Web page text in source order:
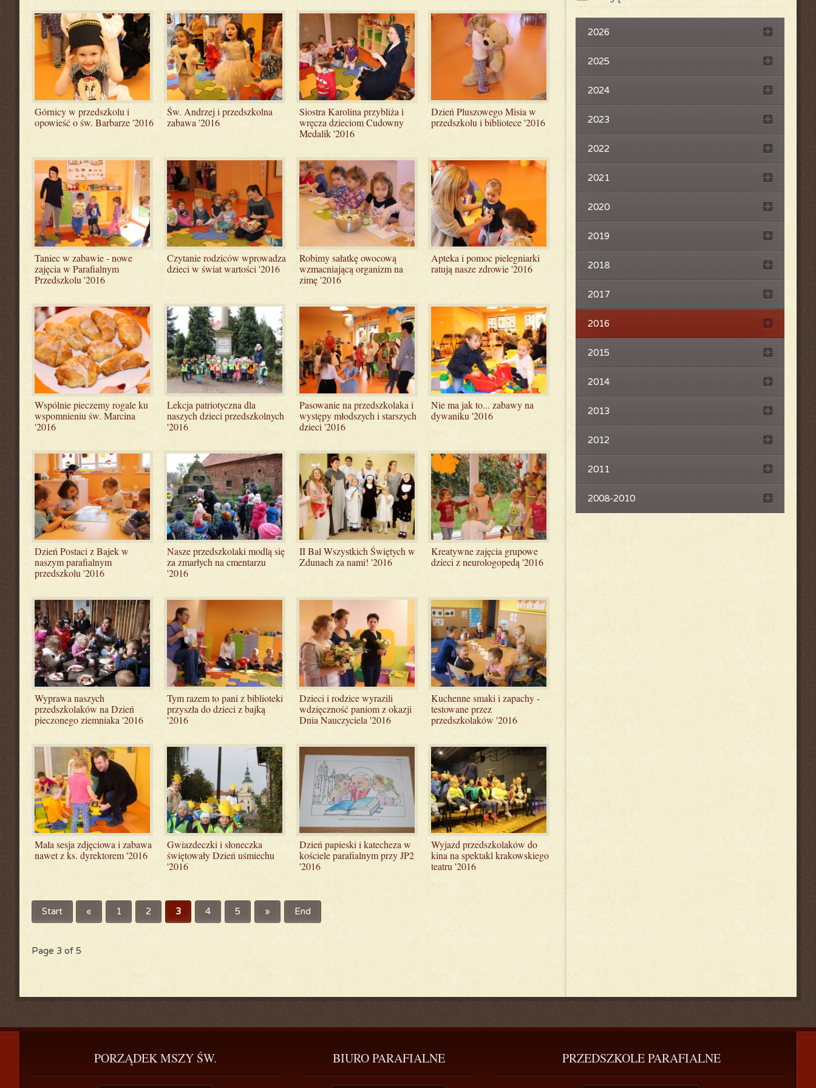
Różne modlitwy
Górnicy w przedszkolu i
opowieść o św. Barbarze '2016
Św. Andrzej i przedszkolna
zabawa '2016
Siostra Karolina przybliża i
wręcza dzieciom Cudowny
Medalik '2016
Dzień Pluszowego Misia w
przedszkolu i bibliotece '2016
Taniec w zabawie - nowe
zajęcia w Parafialnym
Przedszkolu '2016
Czytanie rodziców wprowadza
dzieci w świat wartości '2016
Robimy sałatkę owocową
wzmacniającą organizm na
zimę '2016
Apteka i pomoc pielegniarki
ratują nasze zdrowie '2016
Wspólnie pieczemy rogale ku
wspomnieniu św. Marcina
'2016
Lekcja patriotyczna dla
naszych dzieci przedszkolnych
'2016
Pasowanie na przedszkolaka i
występy młodszych i starszych
dzieci '2016
Nie ma jak to... zabawy na
dywaniku '2016
Dzień Postaci z Bajek w
naszym parafialnym
przedszkolu '2016
Nasze przedszkolaki modlą się
za zmarłych na cmentarzu
'2016
II Bal Wszystkich Świętych w
Zdunach za nami! '2016
Kreatywne zajęcia grupowe
dzieci z neurologopedą '2016
Wyprawa naszych
przedszkolaków na Dzień
pieczonego ziemniaka '2016
Tym razem to pani z biblioteki
przyszła do dzieci z bajką
'2016
Dzieci i rodzice wyrazili
wdzięczność paniom z okazji
Dnia Nauczyciela '2016
Kuchenne smaki i zapachy -
testowane przez
przedszkolaków '2016
Mała sesja zdjęciowa i zabawa
nawet z ks. dyrektorem '2016
Gwiazdeczki i słoneczka
świętowały Dzień uśmiechu
'2016
Dzień papieski i katecheza w
kościele parafialnym przy JP2
'2016
Wyjazd przedszkolaków do
kina na spektakl krakowskiego
teatru '2016
Start « 1 2 3 4 5 » End
Page 3 of 5
2026
2025
2024
2023
2022
2021
2020
2019
2018
2017
2016
2015
2014
2013
2012
2011
2008-2010
PORZĄDEK MSZY ŚW. BIURO PARAFIALNE PRZEDSZKOLE PARAFIALNE